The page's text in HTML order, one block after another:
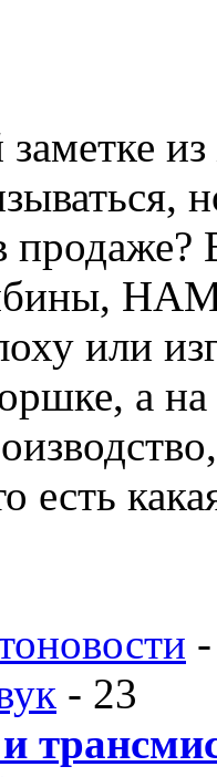
или
а
есть
- 23